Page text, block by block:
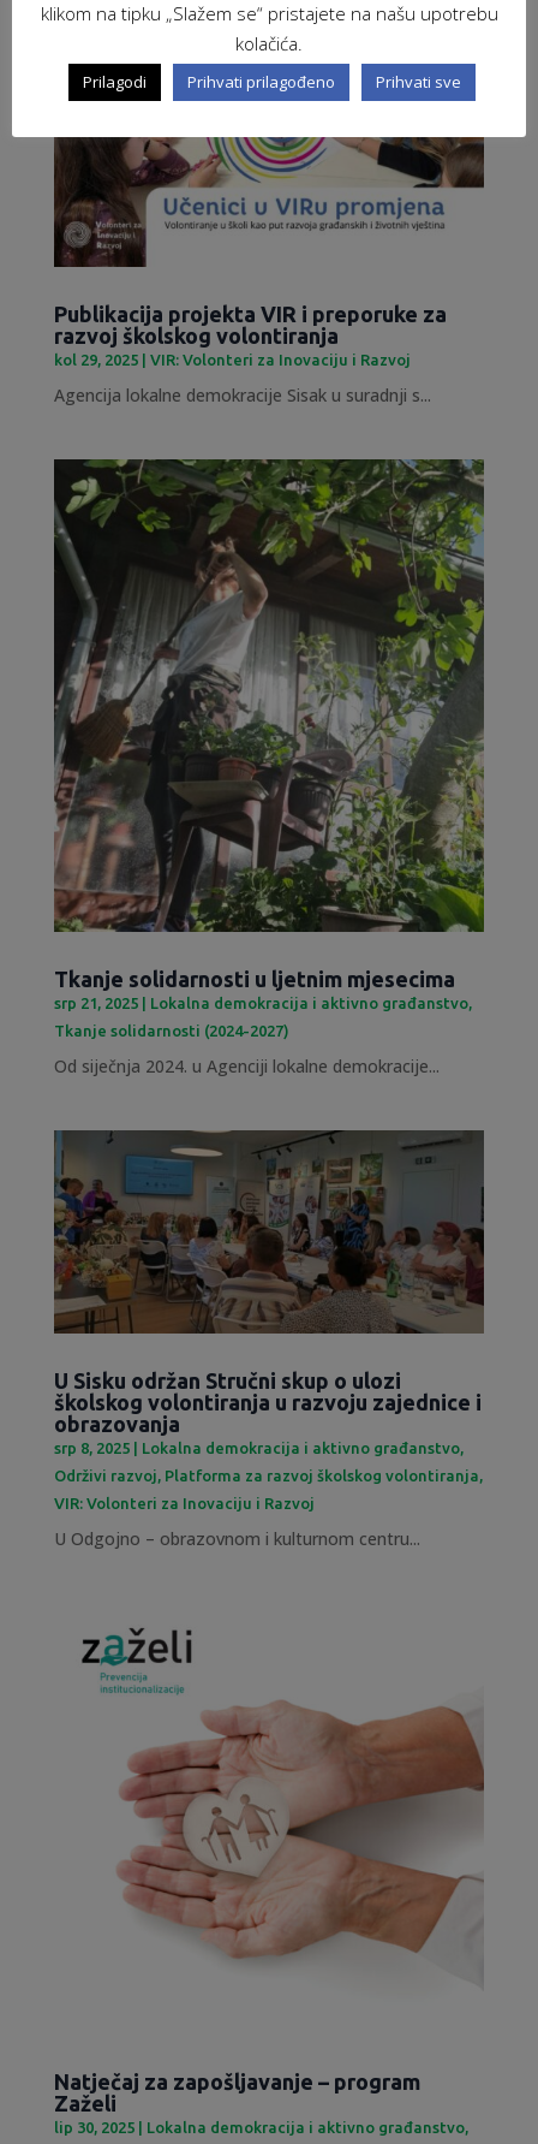
Publikacija projekta VIR i preporuke za
razvoj školskog volontiranja
kol 29, 2025| VIR: Volonteri za Inovaciju i Razvoj
Agencija lokalne demokracije Sisak u suradnji s...
Tkanje solidarnosti u ljetnim mjesecima
srp 21, 2025| Lokalna demokracija i aktivno građanstvo,
Tkanje solidarnosti (2024-2027)
Od siječnja 2024. u Agenciji lokalne demokracije...
U Sisku održan Stručni skup o ulozi
školskog volontiranja u razvoju zajednice i
obrazovanja
srp 8, 2025| Lokalna demokracija i aktivno građanstvo,
Održivi razvoj, Platforma za razvoj školskog volontiranja,
VIR: Volonteri za Inovaciju i Razvoj
U Odgojno – obrazovnom i kulturnom centru...
Natječaj za zapošljavanje – program
Zaželi
lip 30, 2025| Lokalna demokracija i aktivno građanstvo,
klikom na tipku „Slažem se“ pristajete na našu upotrebu
kolačića.
Prilagodi Prihvati prilagođeno Prihvati sve